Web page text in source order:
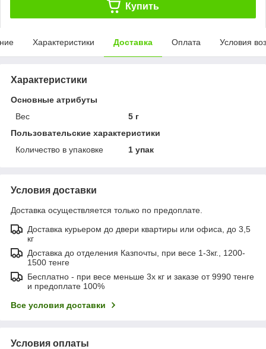
Купить
Характеристики Доставка Оплата Условия
Характеристики
Основные атрибуты
Вес
5 г
Пользовательские характеристики
Количество в упаковке
1 упак
Условия доставки
Доставка осуществляется только по предоплате.
Доставка курьером до двери квартиры или офиса, до 3,5
кг
Доставка до отделения Казпочты, при весе 1-3кг., 1200-
1500 тенге
Бесплатно - при весе меньше 3х кг и заказе от 9990 тенге
и предоплате 100%
Все условия доставки
Условия оплаты